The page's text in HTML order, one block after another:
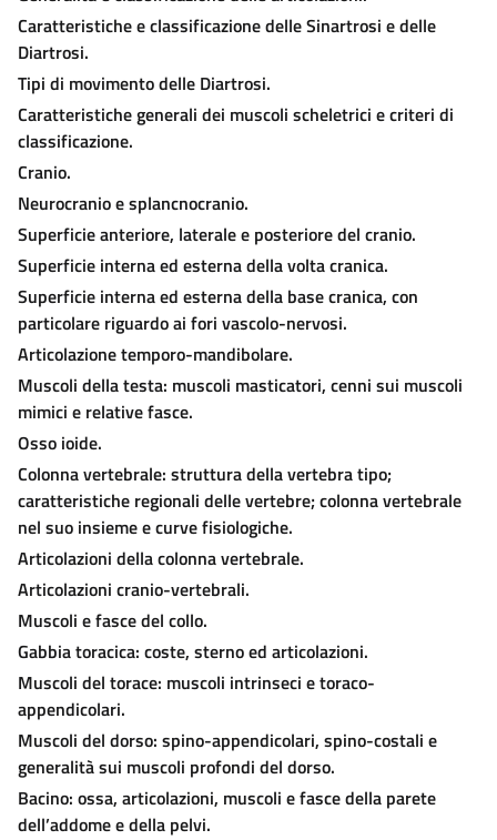
Caratteristiche e classificazione delle Sinartrosi e delle
Diartrosi.
Tipi di movimento delle Diartrosi.
Caratteristiche generali dei muscoli scheletrici e criteri di
classificazione.
Cranio.
Neurocranio e splancnocranio.
Superficie anteriore, laterale e posteriore del cranio.
Superficie interna ed esterna della volta cranica.
Superficie interna ed esterna della base cranica, con
particolare riguardo ai fori vascolo-nervosi.
Articolazione temporo-mandibolare.
Muscoli della testa: muscoli masticatori, cenni sui muscoli
mimici e relative fasce.
Osso ioide.
Colonna vertebrale: struttura della vertebra tipo;
caratteristiche regionali delle vertebre; colonna vertebrale
nel suo insieme e curve fisiologiche.
Articolazioni della colonna vertebrale.
Articolazioni cranio-vertebrali.
Muscoli e fasce del collo.
Gabbia toracica: coste, sterno ed articolazioni.
Muscoli del torace: muscoli intrinseci e toraco-
appendicolari.
Muscoli del dorso: spino-appendicolari, spino-costali e
generalità sui muscoli profondi del dorso.
Bacino: ossa, articolazioni, muscoli e fasce della parete
dell’addome e della pelvi.